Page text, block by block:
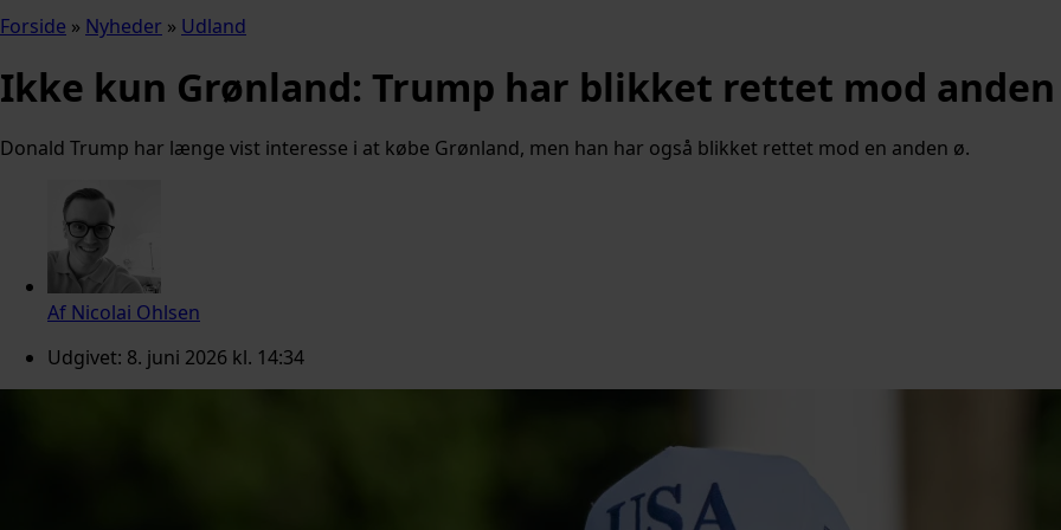
Forside » Nyheder » Udland
Ikke kun Grønland: Trump har blikket rettet mod
Donald Trump har længe vist interesse i at købe Grønland, men han har også blikket rettet mod en anden ø.
Af Nicolai Ohlsen
Udgivet: 8. juni 2026 kl. 14:34